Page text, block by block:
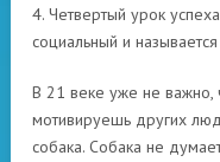
4. Четвертый урок
социальный и
В 21 веке уже не важно,
мотивируешь других
собака. Собака не